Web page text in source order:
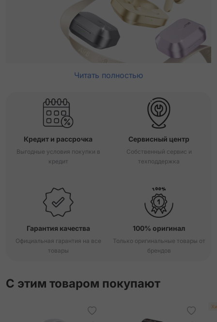
Читать полностью
Кредит и рассрочка
Выгодные условия покупки в
кредит
Сервисный центр
Собственный сервис и
техподдержка
Гарантия качества
Официальная гарантия на все
товары
100% оригинал
Только оригинальные товары от
брендов
С этим товаром покупают